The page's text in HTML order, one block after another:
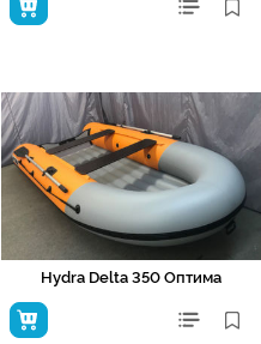
Hydra Delta 350 Оптима